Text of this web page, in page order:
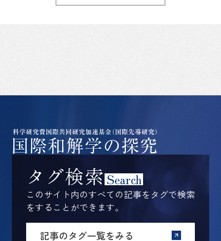
タグ検索Search
このサイト内のすべての記事をタグで検索
をすることができます。
記事のタグ一覧をみる